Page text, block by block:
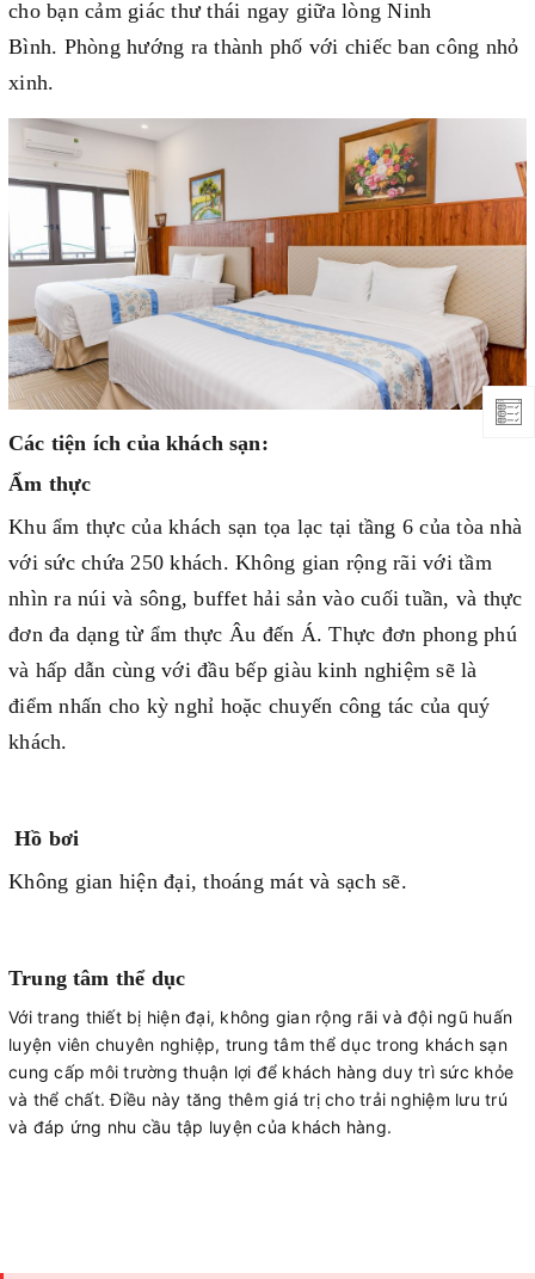
cho bạn cảm giác thư thái ngay giữa lòng Ninh
Bình. Phòng hướng ra thành phố với chiếc ban công nhỏ
xinh.
Các tiện ích của khách sạn:
Ẩm thực
Khu ẩm thực của khách sạn tọa lạc tại tầng 6 của tòa nhà
với sức chứa 250 khách. Không gian rộng rãi với tầm
nhìn ra núi và sông, buffet hải sản vào cuối tuần, và thực
đơn đa dạng từ ẩm thực Âu đến Á. Thực đơn phong phú
và hấp dẫn cùng với đầu bếp giàu kinh nghiệm sẽ là
điểm nhấn cho kỳ nghỉ hoặc chuyến công tác của quý
khách.
Hồ bơi
Không gian hiện đại, thoáng mát và sạch sẽ.
Trung tâm thể dục
Với trang thiết bị hiện đại, không gian rộng rãi và đội ngũ huấn
luyện viên chuyên nghiệp, trung tâm thể dục trong khách sạn
cung cấp môi trường thuận lợi để khách hàng duy trì sức khỏe
và thể chất. Điều này tăng thêm giá trị cho trải nghiệm lưu trú
và đáp ứng nhu cầu tập luyện của khách hàng.